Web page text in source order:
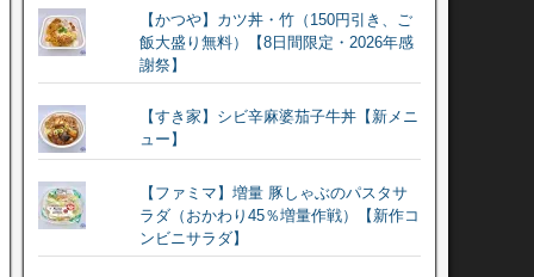
【かつや】カツ丼・竹（150円引き、ご
飯大盛り無料）【8日間限定・2026年感
謝祭】
【すき家】シビ辛麻婆茄子牛丼【新メニ
ュー】
【ファミマ】増量 豚しゃぶのパスタサ
ラダ（おかわり45％増量作戦）【新作コ
ンビニサラダ】